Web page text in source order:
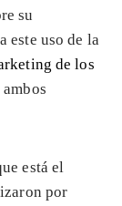
su
este uso de la
de los
está el
por